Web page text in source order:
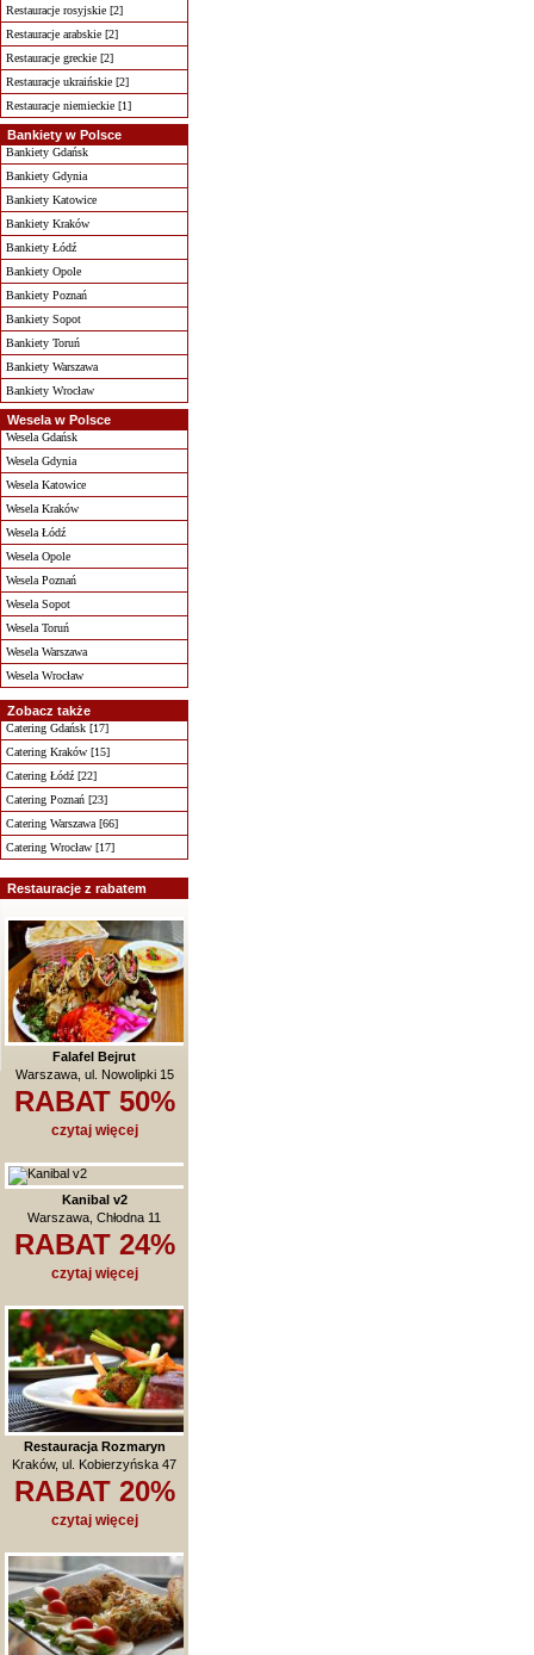
Restauracje rosyjskie [2]
Restauracje arabskie [2]
Restauracje greckie [2]
Restauracje ukraińskie [2]
Restauracje niemieckie [1]
Bankiety w Polsce
Bankiety Gdańsk
Bankiety Gdynia
Bankiety Katowice
Bankiety Kraków
Bankiety Łódź
Bankiety Opole
Bankiety Poznań
Bankiety Sopot
Bankiety Toruń
Bankiety Warszawa
Bankiety Wrocław
Wesela w Polsce
Wesela Gdańsk
Wesela Gdynia
Wesela Katowice
Wesela Kraków
Wesela Łódź
Wesela Opole
Wesela Poznań
Wesela Sopot
Wesela Toruń
Wesela Warszawa
Wesela Wrocław
Zobacz także
Catering Gdańsk [17]
Catering Kraków [15]
Catering Łódź [22]
Catering Poznań [23]
Catering Warszawa [66]
Catering Wrocław [17]
Restauracje z rabatem
Falafel Bejrut
Warszawa, ul. Nowolipki 15
RABAT 50%
czytaj więcej
Kanibal v2
Warszawa, Chłodna 11
RABAT 24%
czytaj więcej
Restauracja Rozmaryn
Kraków, ul. Kobierzyńska 47
RABAT 20%
czytaj więcej